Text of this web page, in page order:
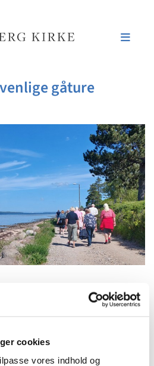
cookies
vores indhold og
gåture
kl. 11:00 - 12:00